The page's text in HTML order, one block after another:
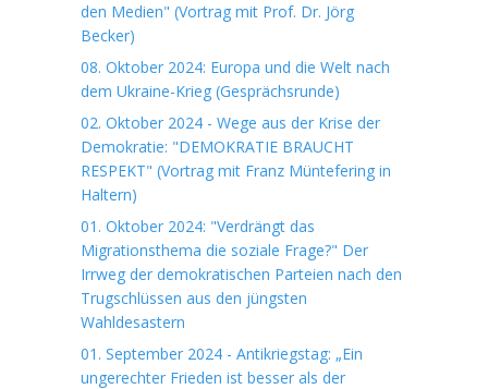
den Medien" (Vortrag mit Prof. Dr. Jörg
Becker)
08. Oktober 2024: Europa und die Welt nach
dem Ukraine-Krieg (Gesprächsrunde)
02. Oktober 2024 - Wege aus der Krise der
Demokratie: "DEMOKRATIE BRAUCHT
RESPEKT" (Vortrag mit Franz Müntefering in
Haltern)
01. Oktober 2024: "Verdrängt das
Migrationsthema die soziale Frage?" Der
Irrweg der demokratischen Parteien nach den
Trugschlüssen aus den jüngsten
Wahldesastern
01. September 2024 - Antikriegstag: „Ein
ungerechter Frieden ist besser als der